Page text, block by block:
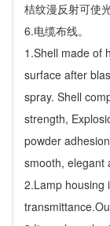
桔纹漫反射可使
6.电缆布线。
1.Shell made of
surface after
spray. Shell
strength,
powder
smooth, elegant
2.Lamp housing